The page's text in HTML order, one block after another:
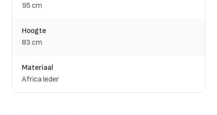
95 cm
Hoogte
83 cm
Materiaal
Africa leder